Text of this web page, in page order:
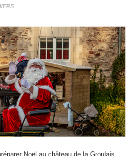
Noël au château de la Groulais.